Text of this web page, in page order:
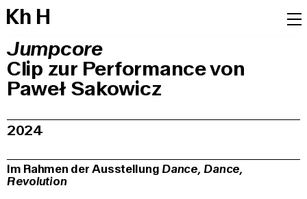
Kh H
Jumpcore
Clip zur Performance von
Paweł Sakowicz
2024
Im Rahmen der Ausstellung Dance, Dance,
Revolution